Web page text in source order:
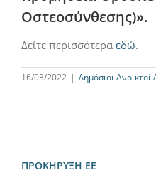
Οστεοσύνθεσης)».
Δείτε περισσότερα εδώ.
16/03/2022 | Δημόσιοι
ΠΡΟΚΗΡΥΞΗ ΕΕ